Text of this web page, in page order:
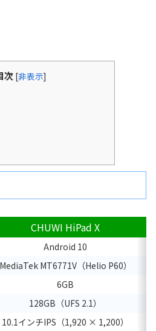
次 [非表示]
CHUWI HiPad X
Android 10
MT6771V（Helio P60）
6GB
128GB（UFS 2.1）
10.1インチIPS（1,920 × 1,200）